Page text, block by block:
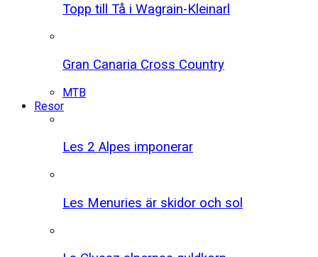
Topp till Tå i Wagrain-Kleinarl
Gran Canaria Cross Country
MTB
Resor
Les 2 Alpes imponerar
Les Menuries är skidor och sol